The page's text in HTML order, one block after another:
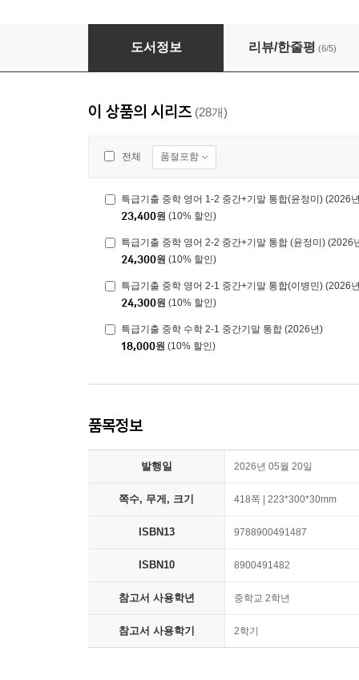
특급기출 중학 영어 2-2 중간+기말 통합 (윤정
도서정보 리뷰/한줄평 (6/5)
이 상품의 시리즈 (28개)
전체 품절포함
특급기출 중학 영어 1-2 중간+기말 통합(윤정미) (2026
23,400원 (10% 할인)
특급기출 중학 영어 2-2 중간+기말 통합 (윤정미) (2026
24,300원 (10% 할인)
특급기출 중학 영어 2-1 중간+기말 통합(이병민) (2026
24,300원 (10% 할인)
특급기출 중학 수학 2-1 중간기말 통합 (2026년)
18,000원 (10% 할인)
품목정보
발행일 2026년 05월 20일
쪽수, 무게, 크기 418쪽 | 223*300*30mm
ISBN13 9788900491487
ISBN10 8900491482
참고서 사용학년 중학교 2학년
참고서 사용학기 2학기